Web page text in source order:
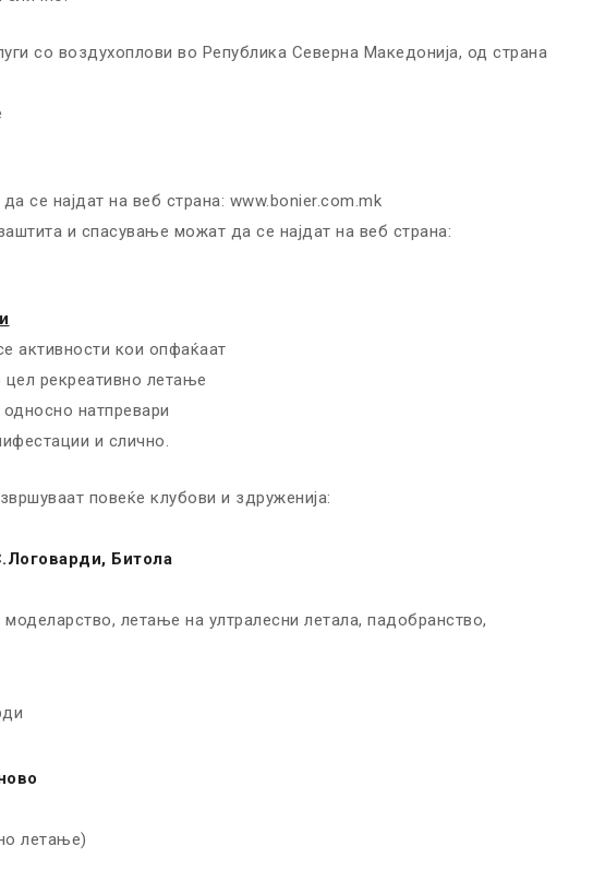
со воздухоплови во Република Северна Македонија, од страна
се најдат на веб страна: www.bonier.com.mk
и спасување можат да се најдат на веб страна:
активности кои опфаќаат
рекреативно летање
натпревари
и слично.
повеќе клубови и здруженија:
Битола
летање на ултралесни летала, падобранство,
летање)